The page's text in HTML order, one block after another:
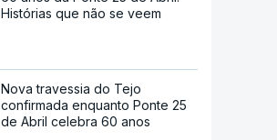
Histórias que não se veem
Nova travessia do Tejo
confirmada enquanto Ponte 25
de Abril celebra 60 anos